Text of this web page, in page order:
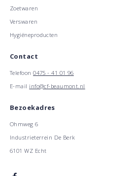
Zoetwaren
Verswaren
Hygiëneproducten
Contact
Telefoon0475 - 41 01 96
E-mail info@cf-beaumont.nl
Bezoekadres
Ohmweg 6
Industrieterrein De Berk
6101 WZ Echt